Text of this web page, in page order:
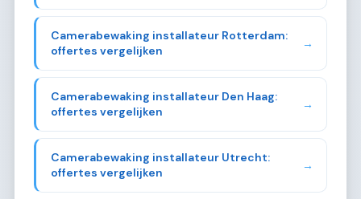
Camerabewaking installateur Rotterdam:
offertes vergelijken
→
Camerabewaking installateur Den Haag:
offertes vergelijken
→
Camerabewaking installateur Utrecht:
offertes vergelijken
→